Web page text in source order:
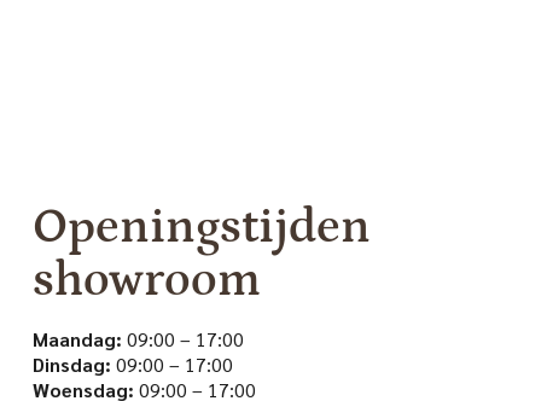
Openingstijden
showroom
Maandag: 09:00 – 17:00
Dinsdag: 09:00 – 17:00
Woensdag: 09:00 – 17:00